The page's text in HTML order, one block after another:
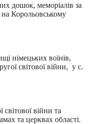
дошок, меморіалів за
на Корольовському
німецьких воїнів,
світової війни, у с.
війни та
та церквах області.